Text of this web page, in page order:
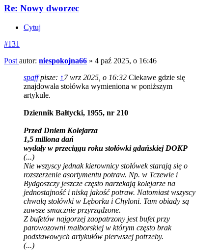
Re: Nowy dworzec
Cytuj
#131
Post autor: niespokojna66 » 4 paź 2025, o 16:46
spaffpisze: ↑7 wrz 2025, o 16:32 Ciekawe gdzie się
znajdowała stołówka wymieniona w poniższym
artykule.
Dziennik Bałtycki, 1955, nr 210
Przed Dniem Kolejarza
1,5 miliona dań
wydały w przeciągu roku stołówki gdańskiej DOKP
(...)
Nie wszyscy jednak kierownicy stołówek starają się o
rozszerzenie asortymentu potraw. Np. w Tczewie i
Bydgoszczy jeszcze często narzekają kolejarze na
jednostajność i niską jakość potraw. Natomiast wszyscy
chwalą stołówki w Lęborku i Chyloni. Tam obiady są
zawsze smacznie przyrządzone.
Z bufetów najgorzej zaopatrzony jest bufet przy
parowozowni malborskiej w którym często brak
podstawowych artykułów pierwszej potrzeby.
(...)